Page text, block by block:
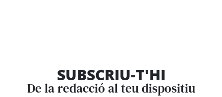
SUBSCRIU-T'HI
De la redacció al teu dispositiu